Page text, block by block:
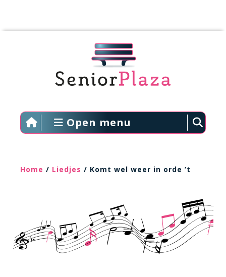
Open menu
Home / Liedjes / Komt wel weer in orde ’t